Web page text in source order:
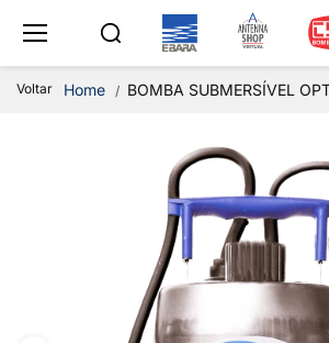
conteúd
Voltar Home BOMBA SUBMERSÍVEL